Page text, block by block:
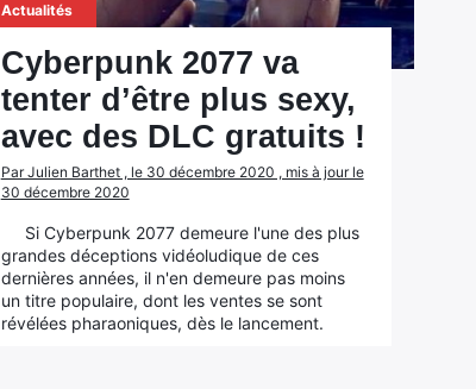
Actualités
Cyberpunk 2077 va
tenter d’être plus sexy,
avec des DLC gratuits !
Par Julien Barthet , le 30 décembre 2020 , mis à jour le
30 décembre 2020
Si Cyberpunk 2077 demeure l'une des plus
grandes déceptions vidéoludique de ces
dernières années, il n'en demeure pas moins
un titre populaire, dont les ventes se sont
révélées pharaoniques, dès le lancement.